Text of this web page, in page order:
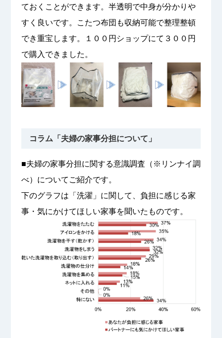
ておくことができます。半透明で中身が分かりや
すく良いです。こたつ布団も収納可能で整理整頓
でき重宝します。１００円ショップにて３００円
で購入できました。
コラム「夫婦の家事分担について」
■夫婦の家事分担に関する意識調査（※リンナイ調
べ）についてご紹介です。
下のグラフは「洗濯」に関して、負担に感じる家
事・気にかけてほしい家事を聞いたものです。